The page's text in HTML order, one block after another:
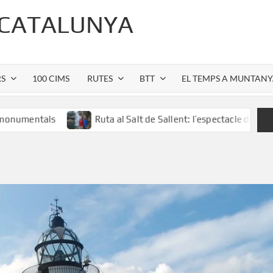
100 CIMS RUTES BTT EL TEMPS A
Ruta al Salt de Sallent: l’espectacle de la cascada més